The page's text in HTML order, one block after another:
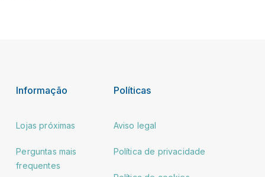
Informação
Lojas próximas
Perguntas mais
frequentes
Políticas
Aviso legal
Política de privacidade